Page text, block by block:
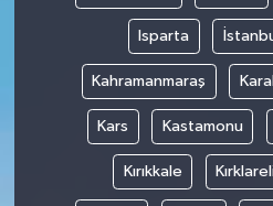
Isparta
Kahramanmaraş
Kars Kastamonu
Kırıkkale